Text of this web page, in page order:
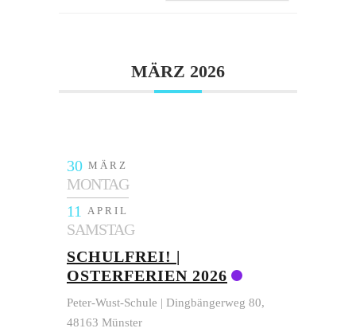
MÄRZ 2026
30 MÄRZ
MONTAG
11
APRIL
SAMSTAG
SCHULFREI! |
OSTERFERIEN 2026
Peter-Wust-Schule | Dingbängerweg 80,
48163 Münster